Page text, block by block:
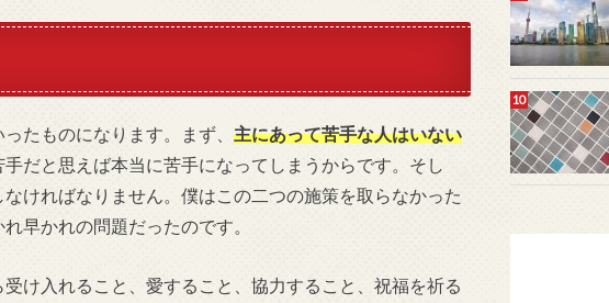
たものになります。まず、 主にあって苦手な人はいない
だと思えば本当に苦手になってしまうからです。そし
なければなりません。僕はこの二つの施策を取らなかった
早かれの問題だったのです。
け入れること、愛すること、協力すること、祝福を祈る